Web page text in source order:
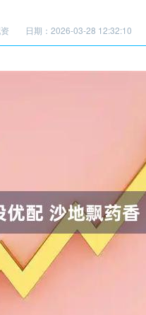
日期：2026-03-28 12:32:10